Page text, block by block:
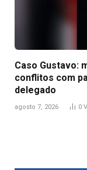
Caso Gustavo:
conflitos com
delegado
agosto 7, 2026 0